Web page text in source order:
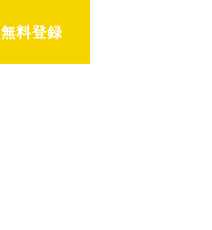
無料登録